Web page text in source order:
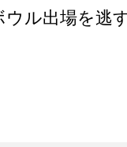
ル出場を逃